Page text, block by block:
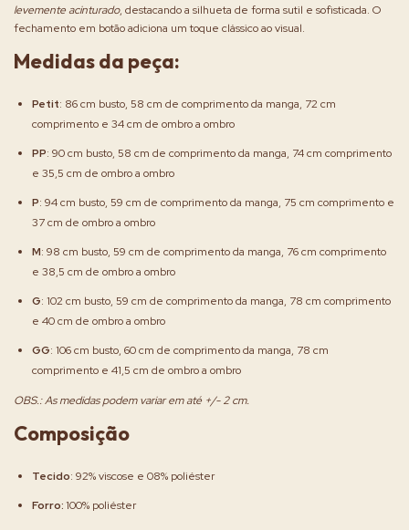
levemente acinturado, destacando a silhueta de forma sutil e sofisticada. O
fechamento em botão adiciona um toque clássico ao visual.
Medidas da peça:
Petit: 86 cm busto, 58 cm de comprimento da manga, 72 cm
comprimento e 34 cm de ombro a ombro
PP: 90 cm busto, 58 cm de comprimento da manga, 74 cm comprimento
e 35,5 cm de ombro a ombro
P: 94 cm busto, 59 cm de comprimento da manga, 75 cm comprimento e
37 cm de ombro a ombro
M: 98 cm busto, 59 cm de comprimento da manga, 76 cm comprimento
e 38,5 cm de ombro a ombro
G: 102 cm busto, 59 cm de comprimento da manga, 78 cm comprimento
e 40 cm de ombro a ombro
GG: 106 cm busto, 60 cm de comprimento da manga, 78 cm
comprimento e 41,5 cm de ombro a ombro
OBS.: As medidas podem variar em até +/- 2 cm.
Composição
Tecido: 92% viscose e 08% poliéster
Forro:100% poliéster